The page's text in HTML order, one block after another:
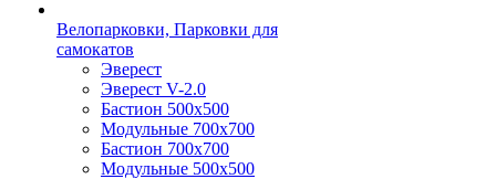
Велопарковки, Парковки для
самокатов
Эверест
Эверест V-2.0
Бастион 500х500
Модульные 700х700
Бастион 700х700
Модульные 500х500